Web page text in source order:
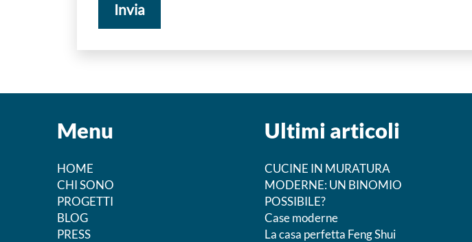
Menu
HOME
CHI SONO
PROGETTI
BLOG
PRESS
Ultimi articoli
CUCINE IN MURATURA
MODERNE: UN BINOMIO
POSSIBILE?
Case moderne
La casa perfetta Feng Shui